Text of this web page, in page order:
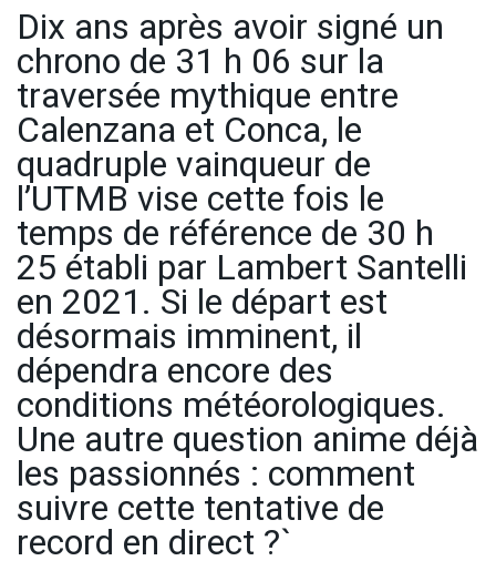
Dix ans après avoir signé un
chrono de 31 h 06 sur la
traversée mythique entre
Calenzana et Conca, le
quadruple vainqueur de
l’UTMB vise cette fois le
temps de référence de 30 h
25 établi par Lambert Santelli
en 2021. Si le départ est
désormais imminent, il
dépendra encore des
conditions météorologiques.
Une autre question anime déjà
les passionnés : comment
suivre cette tentative de
record en direct ?`